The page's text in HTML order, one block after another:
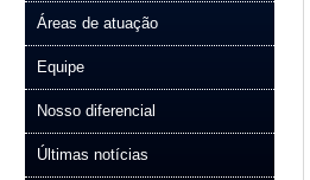
Áreas de atuação
Equipe
Nosso diferencial
Últimas notícias